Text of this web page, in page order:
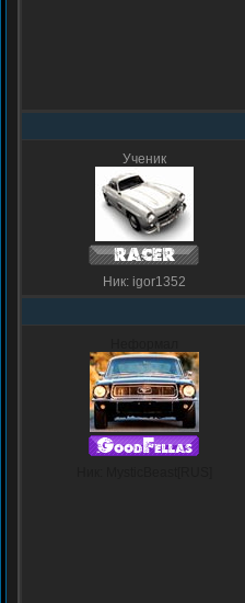
Ученик
Ник: igor1352